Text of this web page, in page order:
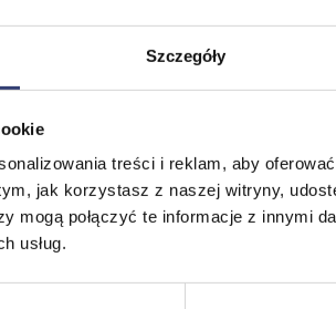
Szczegóły
treści i reklam, aby
jak korzystasz z naszej witryny,
mogą połączyć te informacje z innymi
usług.